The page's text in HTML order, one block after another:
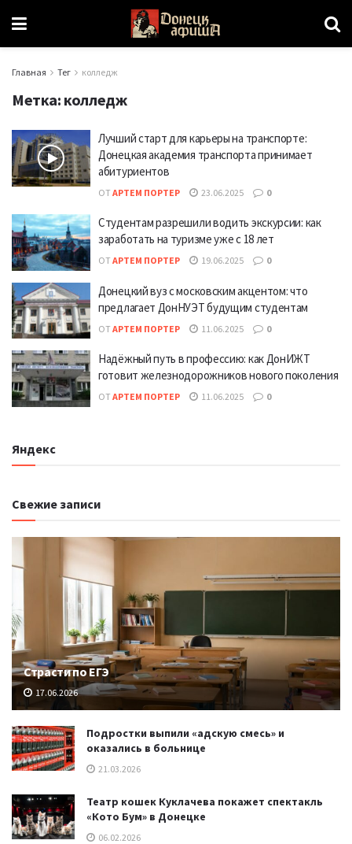
Главная Тег колледж
Метка: колледж
Лучший старт для карьеры на транспорте:
Донецкая академия транспорта принимает
абитуриентов
ОТ АРТЕМ ПОРТЕР 23.06.2025 0
Студентам разрешили водить экскурсии: как
заработать на туризме уже с 18 лет
ОТ АРТЕМ ПОРТЕР 19.06.2025 0
Донецкий вуз с московским акцентом: что
предлагает ДонНУЭТ будущим студентам
ОТ АРТЕМ ПОРТЕР 11.06.2025 0
Надёжный путь в профессию: как ДонИЖТ
готовит железнодорожников нового поколения
ОТ АРТЕМ ПОРТЕР 11.06.2025 0
Яндекс
Свежие записи
Страсти по ЕГЭ
17.06.2026
Подростки выпили «адскую смесь» и
оказались в больнице
21.03.2026
Театр кошек Куклачева покажет спектакль
«Кото Бум» в Донецке
06.02.2026